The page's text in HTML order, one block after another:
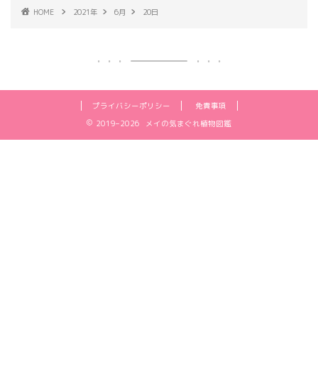
HOME 2021年 6月 20日
プライバシーポリシー
免責事項
2019–2026 メイの気まぐれ植物図鑑